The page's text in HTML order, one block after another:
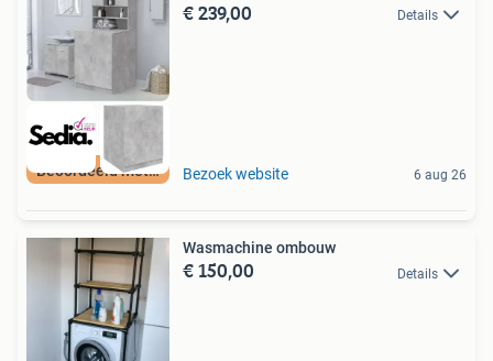
Beoordeeld met 9+
€ 239,00 Details
Bezoek website 6 aug 26
Wasmachine ombouw
€ 150,00 Details